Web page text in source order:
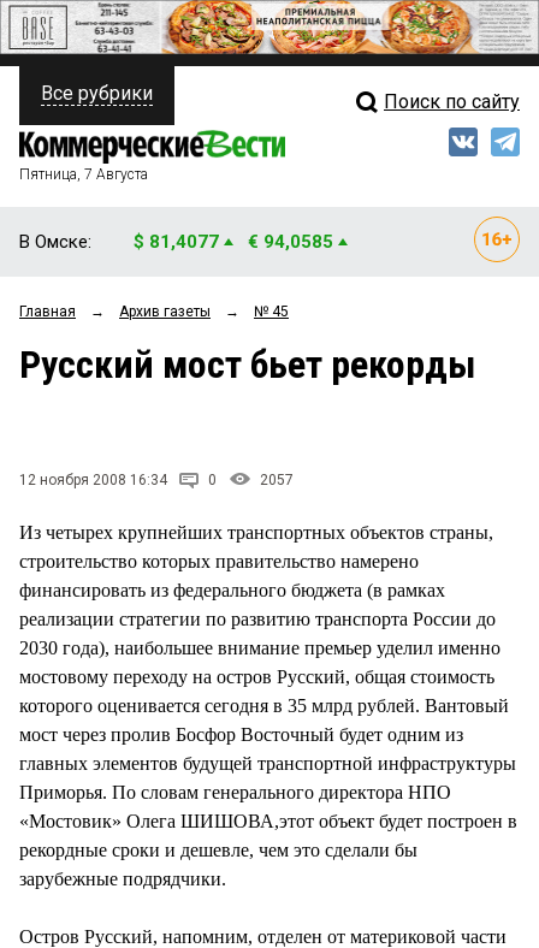
ПОЛИТИКА
ФИНАНСЫ
ОБЩЕСТВО
ЗАКОН
ПРОИСШЕСТВИЯ
СТИЛЬ ЖИЗНИ
Свежий выпуск
Рейтинги
Все рубрики Поиск по сайту
Пятница, 7 Августа
В Омске: $ 81,4077 € 94,0585
Главная → Архив газеты → № 45
Русский мост бьет рекорды
12 ноября 2008 16:34 0 2057
Из четырех крупнейших транспортных объектов страны,
строительство которых правительство намерено
финансировать из федерального бюджета (в рамках
реализации стратегии по развитию транспорта России до
2030 года), наибольшее внимание премьер уделил именно
мостовому переходу на остров Русский, общая стоимость
которого оценивается сегодня в 35 млрд рублей. Вантовый
мост через пролив Босфор Восточный будет одним из
главных элементов будущей транспортной инфраструктуры
Приморья. По словам генерального директора НПО
«Мостовик» Олега ШИШОВА,этот объект будет построен в
рекордные сроки и дешевле, чем это сделали бы
зарубежные подрядчики.
Остров Русский, напомним, отделен от материковой части